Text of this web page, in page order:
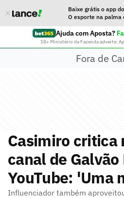
Baixe grátis o app
O esporte na palma
Ajuda com Aposta?
18+ Ministério da Fazenda adverte:
Fora de
Casimiro critica
canal de Galvão
YouTube: 'Uma
Influenciador também